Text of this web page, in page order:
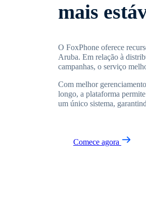
mais
O FoxPhone oferece
Aruba. Em relação à
campanhas, o serviço
Com melhor
longo, a plataforma
um único sistema,
Comece agora